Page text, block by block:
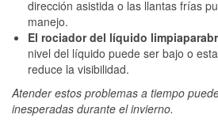
dirección asistida o las llantas frías
manejo.
El rociador del líquido
nivel del líquido puede ser bajo o
reduce la visibilidad.
Atender estos problemas a tiempo
inesperadas durante el invierno.